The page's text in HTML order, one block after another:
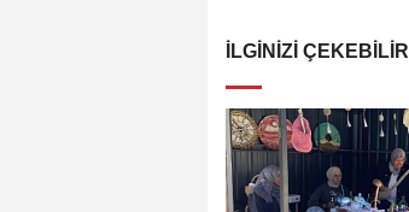
İLGINIZI ÇEKEBILIR